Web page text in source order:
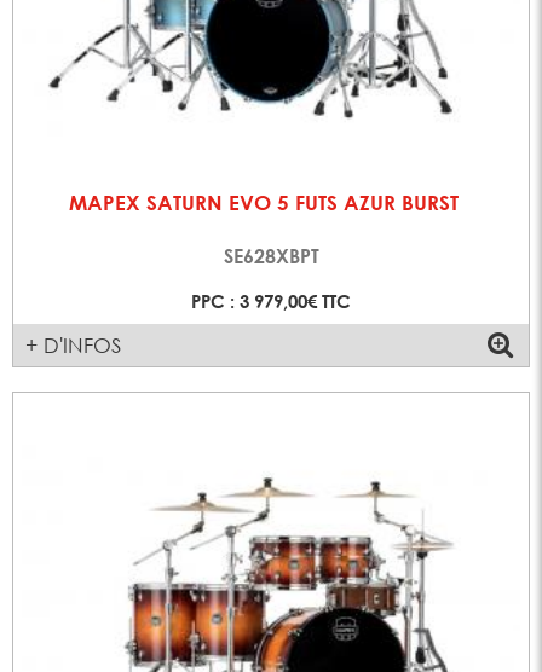
MAPEX SATURN EVO 5 FUTS AZUR BURST
SE628XBPT
PPC : 3 979,00€ TTC
+ D'INFOS